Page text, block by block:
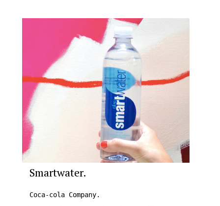
Smartwater.
Coca-cola Company.